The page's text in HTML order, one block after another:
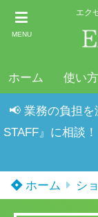
MENU
エク
ホーム 使い方
📢 業務の負担
STAFF』に相談
ホーム シ